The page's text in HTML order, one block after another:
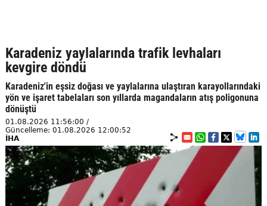
Karadeniz yaylalarında trafik levhaları
kevgire döndü
Karadeniz'in eşsiz doğası ve yaylalarına ulaştıran karayollarındaki
yön ve işaret tabelaları son yıllarda magandaların atış poligonuna
dönüştü
01.08.2026 11:56:00 /
Güncelleme: 01.08.2026 12:00:52
İHA